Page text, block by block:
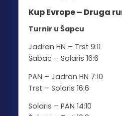
Kup Evrope – Druga
Turnir u Šapcu
Jadran HN – Trst 9:11
Šabac – Solaris 16:6
PAN – Jadran HN 7:10
Trst – Solaris 16:6
Solaris – PAN 14:10